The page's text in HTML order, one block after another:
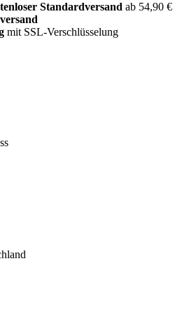
Standardversand ab 54,90 €
mit SSL-Verschlüsselung